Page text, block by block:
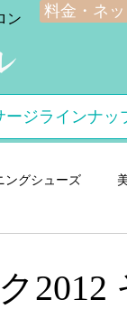
料金・ネ
ン
ージラインナッ
ングシューズ
サロン・ド・コン
2012